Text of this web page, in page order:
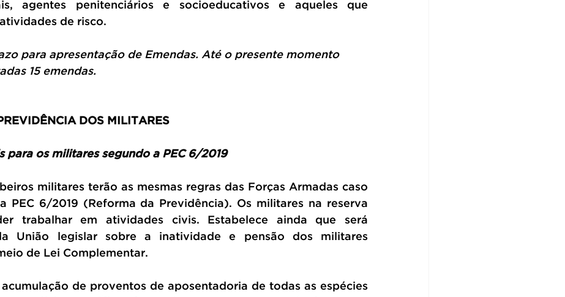
agentes penitenciários e socioeducativos e aqueles que
de risco.
para apresentação de Emendas. Até o presente momento
15 emendas.
DOS MILITARES
para os militares segundo a PEC 6/2019
militares terão as mesmas regras das Forças Armadas caso
PEC 6/2019 (Reforma da Previdência). Os militares na reserva
trabalhar em atividades civis. Estabelece ainda que será
União legislar sobre a inatividade e pensão dos militares
de Lei Complementar.
de proventos de aposentadoria de todas as espécies